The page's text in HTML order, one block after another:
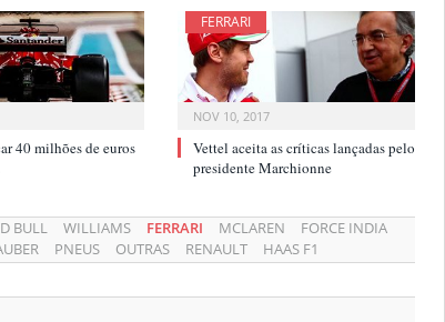
40 milhões de euros
FERRARI
NOV 10, 2017
Vettel aceita as críticas lançadas pelo
presidente Marchionne
BULL WILLIAMS FERRARI MCLAREN
FORCE INDIA
PNEUS OUTRAS RENAULT HAAS F1